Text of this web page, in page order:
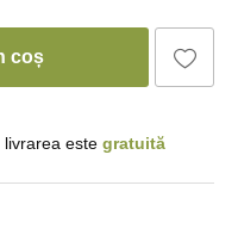
coș
livrarea este gratuită